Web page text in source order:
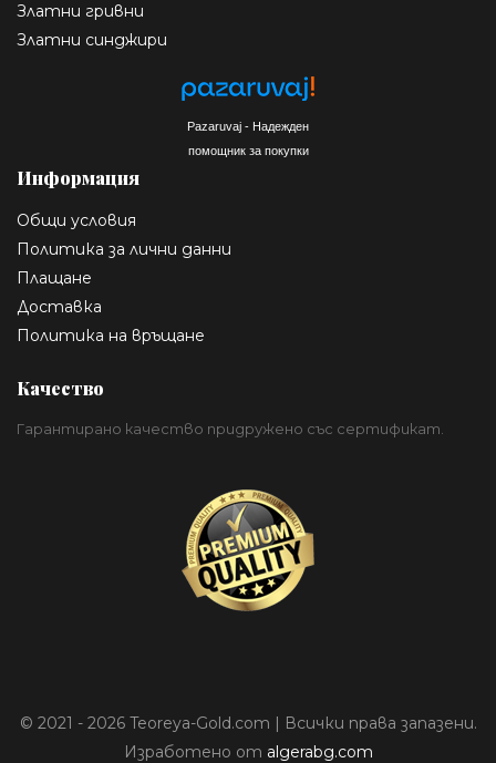
Златни гривни
Златни синджири
Pazaruvaj - Надежден
помощник за покупки
Информация
Общи условия
Политика за лични данни
Плащане
Доставка
Политика на връщане
Качество
Гарантирано качество придружено със сертификат.
© 2021 - 2026 Teoreya-Gold.com | Всички права запазени.
Изработено от algerabg.com